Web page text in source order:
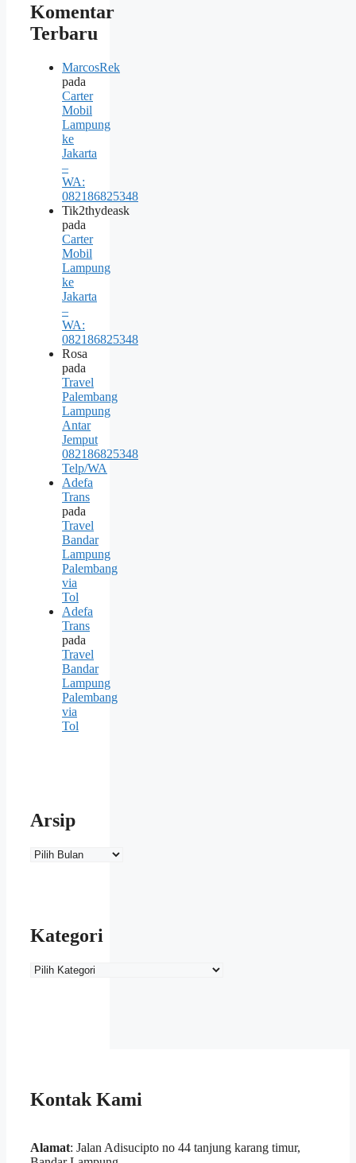
Komentar
Terbaru
MarcosRek
pada
Carter
Mobil
Lampung
ke
Jakarta
–
WA:
082186825348
Tik2thydeask
pada
Carter
Mobil
Lampung
ke
Jakarta
–
WA:
082186825348
Rosa
pada
Travel
Palembang
Lampung
Antar
Jemput
082186825348
Telp/WA
Adefa
Trans
pada
Travel
Bandar
Lampung
Palembang
via
Tol
Adefa
Trans
pada
Travel
Bandar
Lampung
Palembang
via
Tol
Arsip
Arsip
Kategori
Kategori
Kontak Kami
Alamat: Jalan Adisucipto no 44 tanjung karang timur,